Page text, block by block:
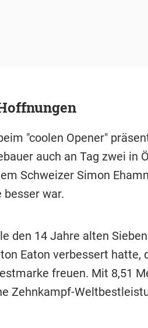
"coolen Opener"
auch an Tag zwei in
Schweizer Simon
besser war.
den 14 Jahre alten
Eaton verbessert hatte,
freuen. Mit 8,51
Zehnkampf-